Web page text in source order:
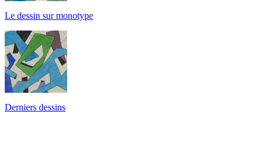
Le dessin sur monotype
Derniers dessins